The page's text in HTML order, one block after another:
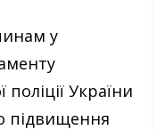
у
поліції України
підвищення